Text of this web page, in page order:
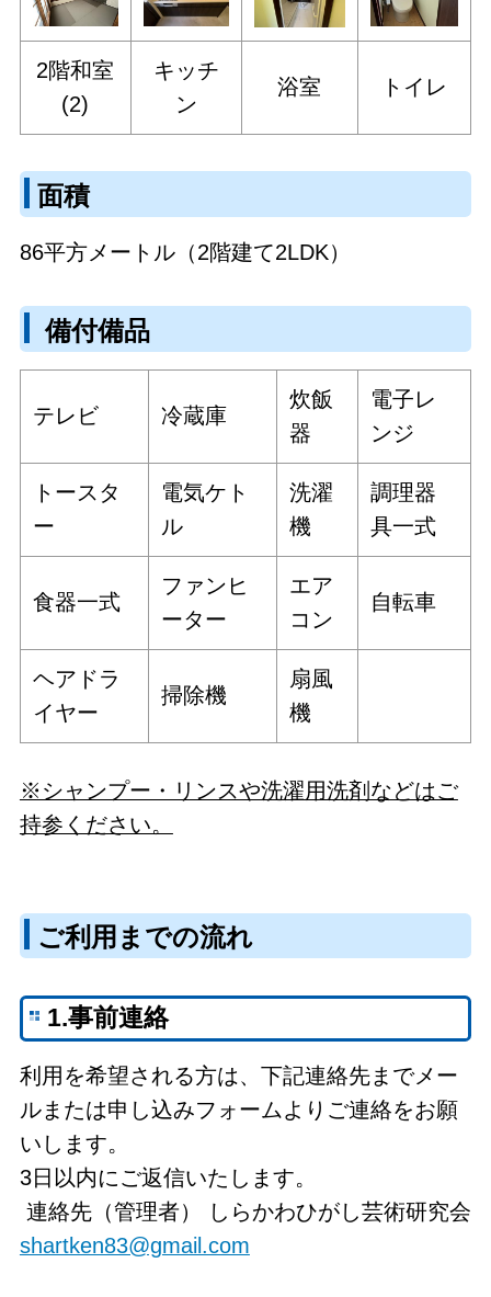
2階和室
(2)
キッチ
ン
浴室 トイレ
面積
86平方メートル（2階建て2LDK）
備付備品
テレビ 冷蔵庫
炊飯
器
電子レ
ンジ
トースタ
ー
電気ケト
ル
洗濯
機
調理器
具一式
食器一式
ファンヒ
ーター
エア
コン
自転車
ヘアドラ
イヤー
掃除機
扇風
機
※シャンプー・リンスや洗濯用洗剤などはご
持参ください。
ご利用までの流れ
1.事前連絡
利用を希望される方は、下記連絡先までメー
ルまたは申し込みフォームよりご連絡をお願
いします。
3日以内にご返信いたします。
連絡先（管理者） しらかわひがし芸術研究会
shartken83@gmail.com